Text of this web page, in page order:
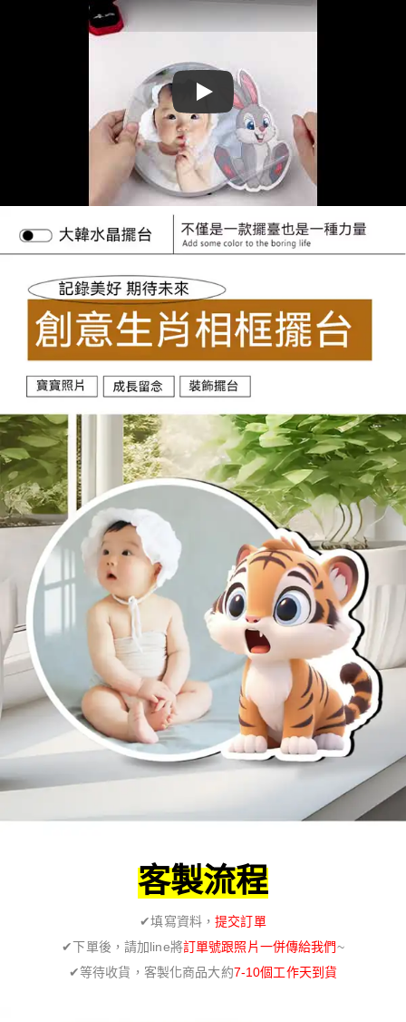
Play
客製流程
✔填寫資料，提交訂單
✔下單後，請加line將訂單號跟照片一併傳給我們~
✔等待收貨，客製化商品大約7-10個工作天到貨